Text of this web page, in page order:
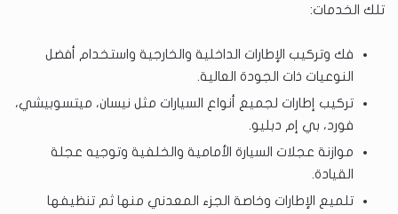
تلك الخدمات:
فك وتركيب الإطارات الداخلية والخارجية واستخدام أفضل
النوعيات ذات الجودة العالية.
تركيب إطارات لجميع أنواع السيارات مثل نيسان، ميتسوبيشي،
فورد، بي إم دبليو.
موازنة عجلات السيارة الأمامية والخلفية وتوجيه عجلة
القيادة.
تلميع الإطارات وخاصة الجزء المعدني منها ثم تنظيفها